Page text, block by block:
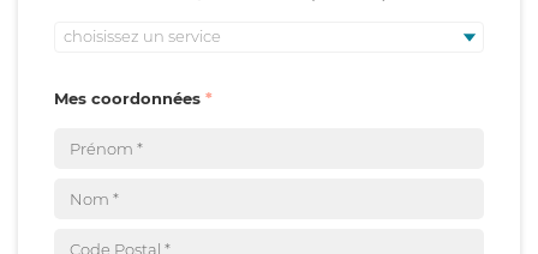
choisissez un service
Mes coordonnées